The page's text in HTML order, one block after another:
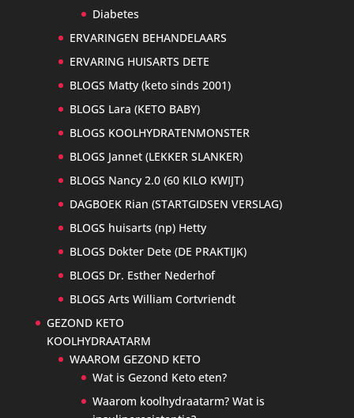
Diabetes
ERVARINGEN BEHANDELAARS
ERVARING HUISARTS DETE
BLOGS Matty (keto sinds 2001)
BLOGS Lara (KETO BABY)
BLOGS KOOLHYDRATENMONSTER
BLOGS Jannet (LEKKER SLANKER)
BLOGS Nancy 2.0 (60 KILO KWIJT)
DAGBOEK Rian (STARTGIDSEN VERSLAG)
BLOGS huisarts (np) Hetty
BLOGS Dokter Dete (DE PRAKTIJK)
BLOGS Dr. Esther Nederhof
BLOGS Arts William Cortvriendt
GEZOND KETO
KOOLHYDRAATARM
WAAROM GEZOND KETO
Wat is Gezond Keto eten?
Waarom koolhydraatarm? Wat is